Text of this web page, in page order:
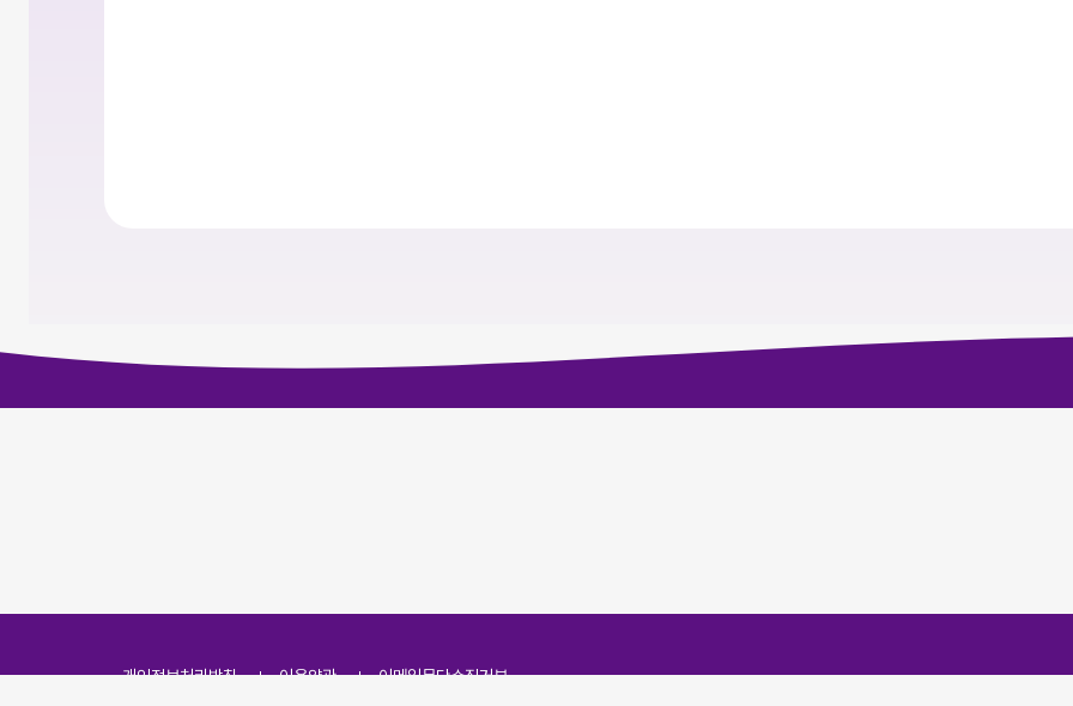
개인정보처리방침 이용약관 이메일무단수집거부